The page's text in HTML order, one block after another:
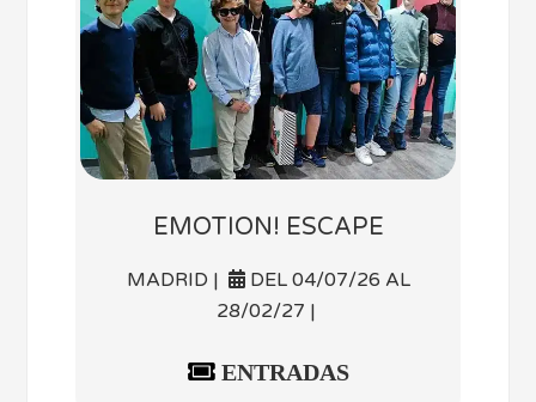
EMOTION! ESCAPE
MADRID |
DEL 04/07/26 AL
28/02/27 |
ENTRADAS